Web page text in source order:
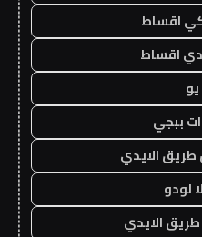
اقساط
اقساط
ببجي
الايدي
لودو
الايدي